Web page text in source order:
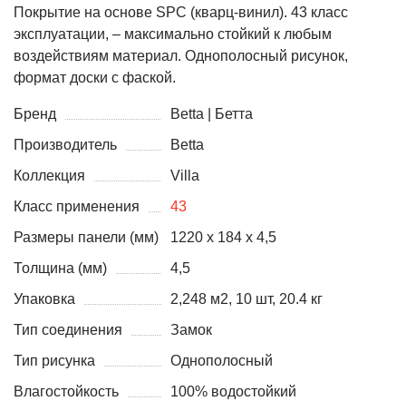
Покрытие на основе SPC (кварц-винил). 43 класс
эксплуатации, – максимально стойкий к любым
воздействиям материал. Однополосный рисунок,
формат доски с фаской.
Бренд
Betta | Бетта
Производитель
Betta
Коллекция
Villa
Класс применения
43
Размеры панели (мм)
1220 х 184 х 4,5
Толщина (мм)
4,5
Упаковка
2,248 м2, 10 шт, 20.4 кг
Тип соединения
Замок
Тип рисунка
Однополосный
Влагостойкость
100% водостойкий